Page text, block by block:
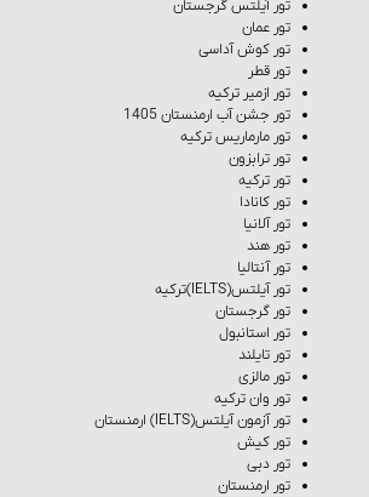
تور آیلتس گرجستان
تور عمان
تور کوش‌ آداسی
تور قطر
تور ازمیر ترکیه
تور جشن آب ارمنستان 1405
تور مارماریس ترکیه
تور ترابزون
تور ترکیه
تور کانادا
تور آلانیا
تور هند
تور آنتالیا
تور آیلتس(IELTS)ترکیه
تور گرجستان
تور استانبول
تور تایلند
تور مالزی
تور وان ترکیه
تور آزمون آیلتس(IELTS) ارمنستان
تور کیش
تور دبی
تور ارمنستان